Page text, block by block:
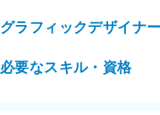
グラフィックデザイナ
必要なスキル・資格